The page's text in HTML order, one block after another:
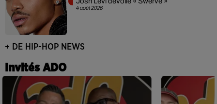
4 août 2026
+ DE HIP-HOP NEWS
Invités ADO